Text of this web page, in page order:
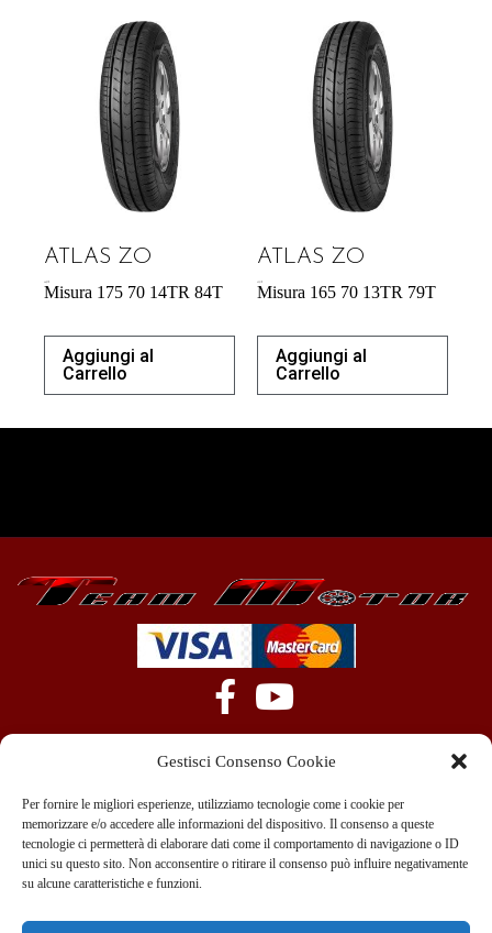
Gestisci Consenso Cookie
Per fornire le migliori esperienze, utilizziamo tecnologie come i cookie per
memorizzare e/o accedere alle informazioni del dispositivo. Il consenso a queste
tecnologie ci permetterà di elaborare dati come il comportamento di navigazione o ID
unici su questo sito. Non acconsentire o ritirare il consenso può influire negativamente
su alcune caratteristiche e funzioni.
ATLAS ZO
Misura 175 70 14TR 84T
Aggiungi al
Carrello
ATLAS ZO
Misura 165 70 13TR 79T
Aggiungi al
Carrello
+39 351 970 89 33
info@teammotor.it